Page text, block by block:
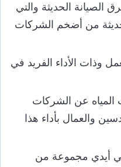
الحديثة والتي
من أضخم الشركات
وذات الأداء الفريد في
عن الشركات
والعمال بأداء هذا
أيدي مجموعة من